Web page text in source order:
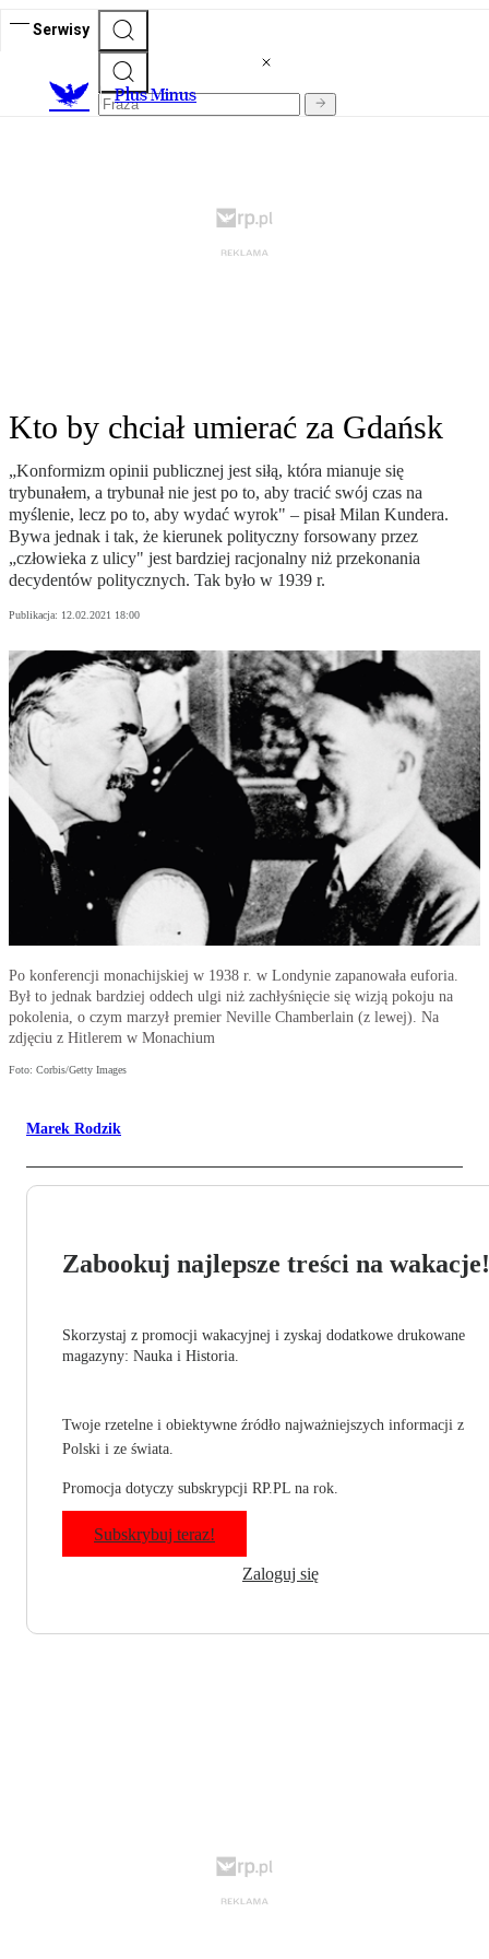
Serwisy
Plus Minus
Kto by chciał umierać za Gdańsk
„Konformizm opinii publicznej jest siłą, która mianuje się
trybunałem, a trybunał nie jest po to, aby tracić swój czas na
myślenie, lecz po to, aby wydać wyrok" – pisał Milan Kundera.
Bywa jednak i tak, że kierunek polityczny forsowany przez
„człowieka z ulicy" jest bardziej racjonalny niż przekonania
decydentów politycznych. Tak było w 1939 r.
Publikacja: 12.02.2021 18:00
Po konferencji monachijskiej w 1938 r. w Londynie zapanowała euforia.
Był to jednak bardziej oddech ulgi niż zachłyśnięcie się wizją pokoju na
pokolenia, o czym marzył premier Neville Chamberlain (z lewej). Na
zdjęciu z Hitlerem w Monachium
Foto: Corbis/Getty Images
Marek Rodzik
Zabookuj najlepsze treści na wakacje!
Skorzystaj z promocji wakacyjnej i zyskaj dodatkowe drukowane
magazyny: Nauka i Historia.
Twoje rzetelne i obiektywne źródło najważniejszych informacji z
Polski i ze świata.
Promocja dotyczy subskrypcji RP.PL na rok.
Subskrybuj teraz!
Zaloguj się